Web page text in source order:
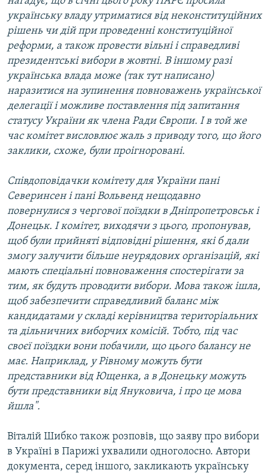
Усі сайти RFE/RL
українську владу утриматися від неконституційних
рішень чи дій при проведенні конституційної
реформи, а також провести вільні і справедливі
президентські вибори в жовтні. В іншому разі
українська влада може (так тут написано)
наразитися на зупинення повноважень української
делегації і можливе поставлення під запитання
статусу України як члена Ради Європи. І в той же
час комітет висловлює жаль з приводу того, що його
заклики, схоже, були проігноровані.
Співдоповідачки комітету для України пані
Северинсен і пані Вольвенд нещодавно
повернулися з чергової поїздки в Дніпропетровськ і
Донецьк. І комітет, виходячи з цього, пропонував,
щоб були прийняті відповідні рішення, які б дали
змогу залучити більше неурядових організацій, які
мають спеціальні повноваження спостерігати за
тим, як будуть проводити вибори. Мова також ішла,
щоб забезпечити справедливий баланс між
кандидатами у складі керівництва територіальних
та дільничних виборчих комісій. Тобто, під час
своєї поїздки вони побачили, що цього балансу не
має. Наприклад, у Рівному можуть бути
представники від Ющенка, а в Донецьку можуть
бути представники від Януковича, і про це мова
йшла".
Віталій Шибко також розповів, що заяву про вибори
в Україні в Парижі ухвалили одноголосно. Автори
документа, серед іншого, закликають українську